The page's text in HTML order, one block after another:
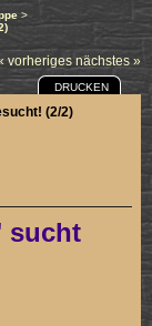
>
vorheriges nächstes »
DRUCKEN
(2/2)
sucht